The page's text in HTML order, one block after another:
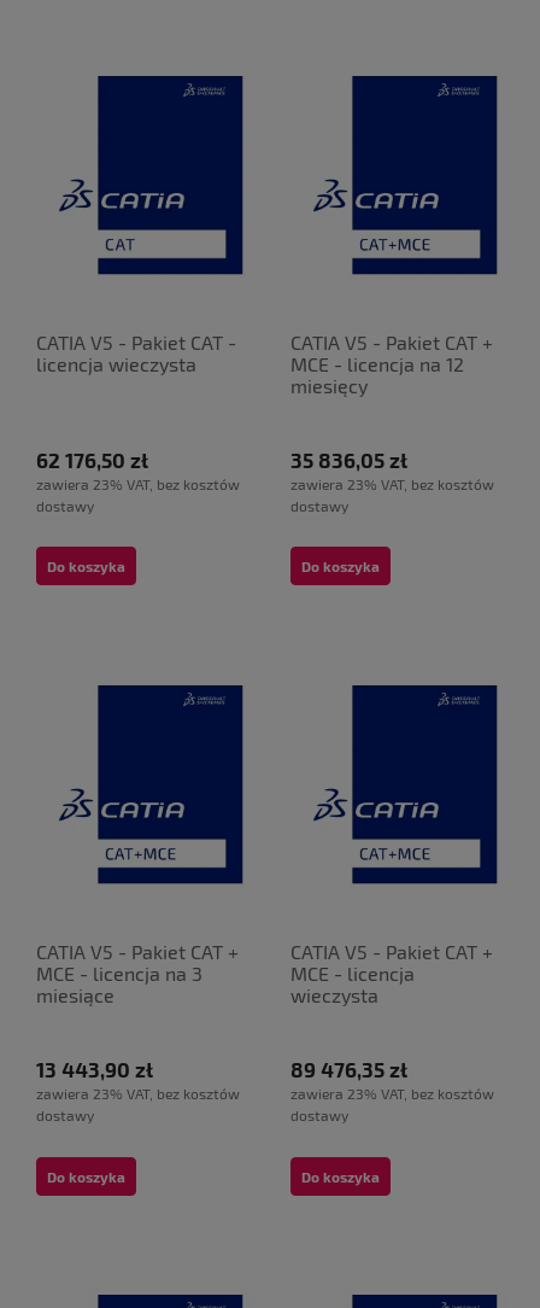
CATIA V5 - Pakiet CAT -
licencja wieczysta
62 176,50 zł
zawiera 23% VAT, bez kosztów
dostawy
Do koszyka
CATIA V5 - Pakiet CAT +
MCE - licencja na 12
miesięcy
35 836,05 zł
zawiera 23% VAT, bez kosztów
dostawy
Do koszyka
CATIA V5 - Pakiet CAT +
MCE - licencja na 3
miesiące
13 443,90 zł
zawiera 23% VAT, bez kosztów
dostawy
Do koszyka
CATIA V5 - Pakiet CAT +
MCE - licencja
wieczysta
89 476,35 zł
zawiera 23% VAT, bez kosztów
dostawy
Do koszyka